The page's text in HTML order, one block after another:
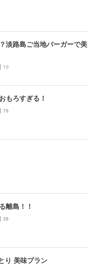
淡路島ご当地バーガーで美
10
もろすぎる！
78
離島！！
38
り 美味プラン